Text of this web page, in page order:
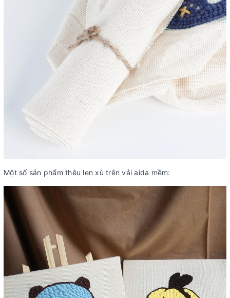
Một số sản phẩm thêu len xù trên vải aida mềm: